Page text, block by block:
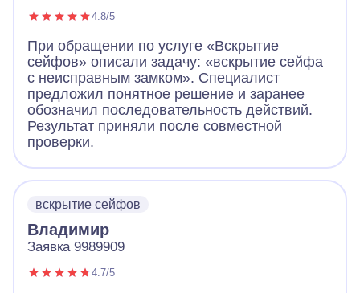
4.8/5
При обращении по услуге «Вскрытие
сейфов» описали задачу: «вскрытие сейфа
с неисправным замком». Специалист
предложил понятное решение и заранее
обозначил последовательность действий.
Результат приняли после совместной
проверки.
вскрытие сейфов
Владимир
Заявка 9989909
4.7/5